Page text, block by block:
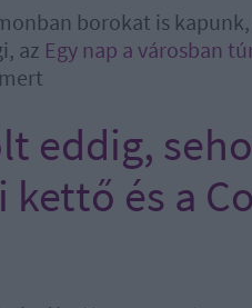
borokat is
az Egy nap a városban
eddig,
és a